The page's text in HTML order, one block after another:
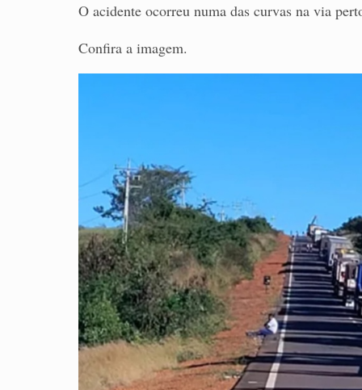
O acidente ocorreu numa das curvas na via
Confira a imagem.